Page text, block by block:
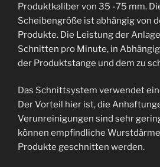
Produktkaliber von 35 -75 mm.
Scheibengröße ist abhängig von
Produkte. Die Leistung der
Schnitten pro Minute, in
der Produktstange und dem zu
Das Schnittsystem verwendet
Der Vorteil hier ist, die
Verunreinigungen sind sehr
können empfindliche
Produkte geschnitten werden.